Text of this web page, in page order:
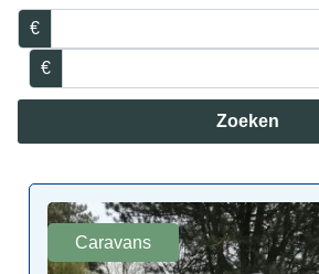
€
€
Zoeken
Caravans